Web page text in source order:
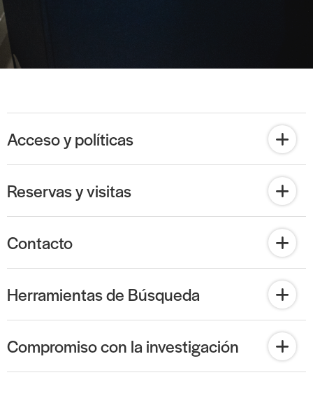
Acceso y políticas
Reservas y visitas
Contacto
Herramientas de Búsqueda
Compromiso con la investigación